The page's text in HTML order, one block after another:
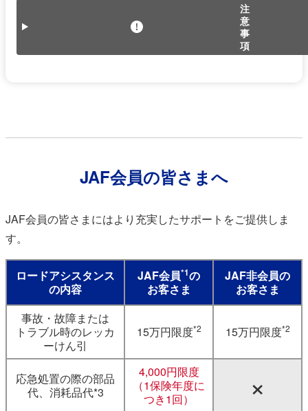
注
意
事
項
JAF会員の皆さまへ
JAF会員の皆さまにはより充実したサポートをご提供しま
す。
ロードアシスタンス
の内容
JAF会員*1の
お客さま
JAF非会員の
お客さま
事故・故障または
トラブル時のレッカ
ーけん引
15万円限度*2 15万円限度*2
応急処置の際の部品
代、消耗品代*3
4,000円限度
（1保険年度に
つき1回）
×